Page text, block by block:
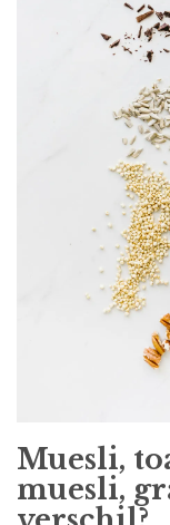
Muesli,
muesli,